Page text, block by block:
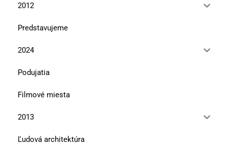
2012
Predstavujeme
2024
Podujatia
Filmové miesta
2013
Ľudová architektúra